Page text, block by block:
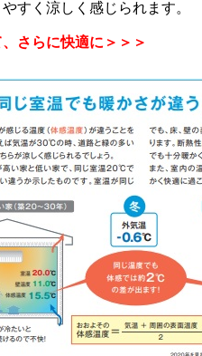
やすく涼しく感じられます。
さらに快適に＞＞＞